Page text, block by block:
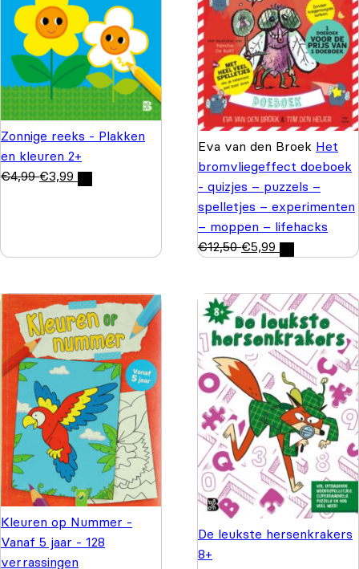
Zonnige reeks - Plakken
en kleuren 2+
€4,99 €3,99
Eva van den Broek Het
bromvliegeffect doeboek
- quizjes – puzzels –
spelletjes – experimenten
– moppen – lifehacks
€12,50 €5,99
Kleuren op Nummer -
Vanaf 5 jaar - 128
verrassingen
De leukste hersenkrakers
8+